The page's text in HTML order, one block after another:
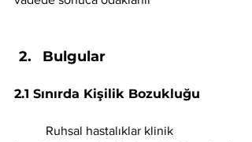
Bulgular
2.1 Sınırda Kişilik Bozukluğu
Ruhsal hastalıklar klinik